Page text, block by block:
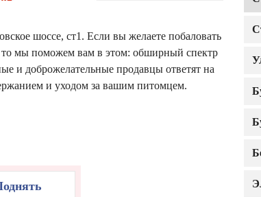
шоссе, ст1. Если вы желаете побаловать
мы поможем вам в этом: обширный спектр
и доброжелательные продавцы ответят на
и уходом за вашим питомцем.